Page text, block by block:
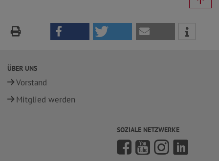
ÜBER UNS
Vorstand
Mitglied werden
SOZIALE NETZWERKE